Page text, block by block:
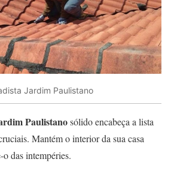
Jardim Paulistano
Paulistanosólido encabeça a lista
Mantém o interior da sua casa
o das intempéries.